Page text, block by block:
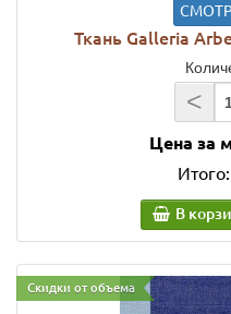
Ткань Galleria
<
Цена за
Итого:
В
Скидки от объема